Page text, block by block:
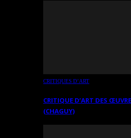
CRITIQUES D’ART
CRITIQUE D’ART DES
(CHAGUY)